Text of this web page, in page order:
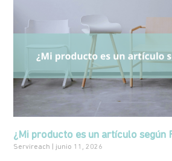
¿Mi producto es un artículo según
Servireach junio 11, 2026